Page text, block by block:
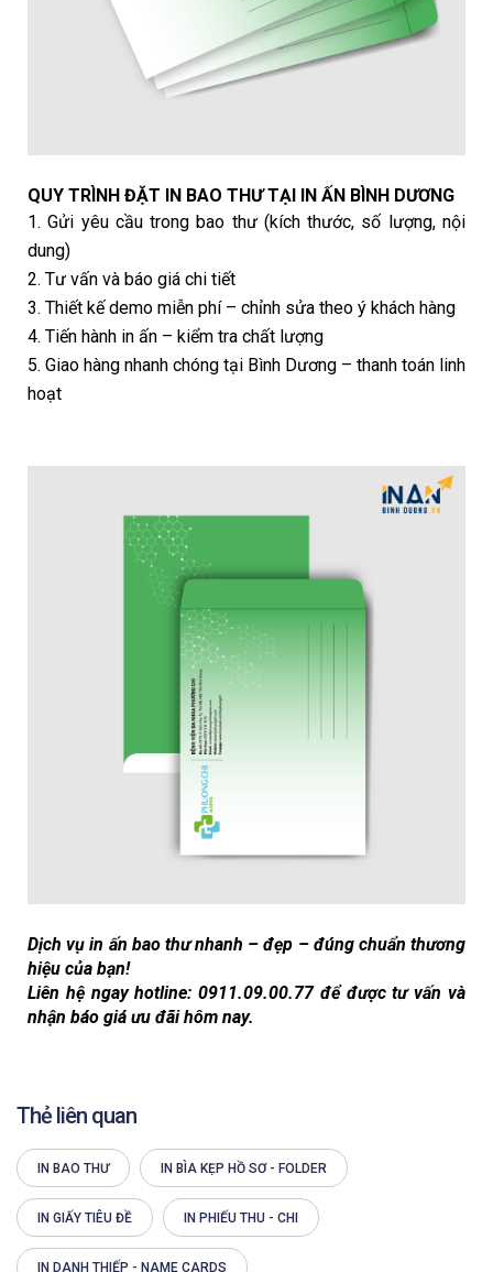
QUY TRÌNH ĐẶT IN BAO THƯ TẠI IN ẤN BÌNH DƯƠNG
1. Gửi yêu cầu trong bao thư (kích thước, số lượng, nội
dung)
2. Tư vấn và báo giá chi tiết
3. Thiết kế demo miễn phí – chỉnh sửa theo ý khách hàng
4. Tiến hành in ấn – kiểm tra chất lượng
5. Giao hàng nhanh chóng tại Bình Dương – thanh toán linh
hoạt
Dịch vụ in ấn bao thư nhanh – đẹp – đúng chuẩn thương
hiệu của bạn!
Liên hệ ngay hotline: 0911.09.00.77 để được tư vấn và
nhận báo giá ưu đãi hôm nay.
Thẻ liên quan
IN BAO THƯ IN BÌA KẸP HỒ SƠ - FOLDER
IN GIẤY TIÊU ĐỀ IN PHIẾU THU - CHI
IN DANH THIẾP - NAME CARDS